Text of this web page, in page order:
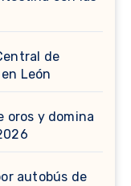
de
León
oros y domina
autobús de